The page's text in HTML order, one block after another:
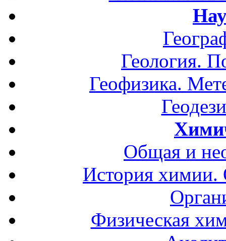
Геология.
Геофизика.
Общая и
История
Физическая